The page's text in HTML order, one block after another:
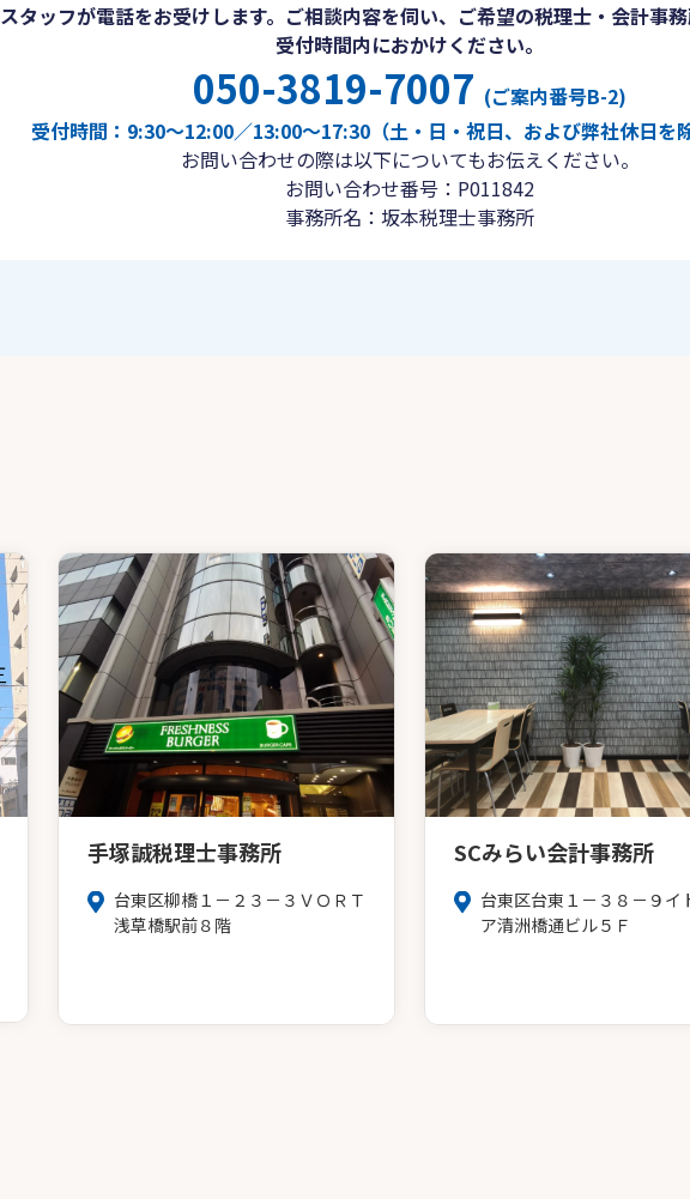
タッフが電話をお受けします。ご相談内容を伺い、ご希望の税理士・会計事務
受付時間内におかけください。
050-3819-7007 (ご案内番号B-2)
受付時間：9:30〜12:00／13:00〜17:30（土・日・祝日、および弊社休日を除
お問い合わせの際は以下についてもお伝えください。
お問い合わせ番号：P011842
事務所名：坂本税理士事務所
手塚誠税理士事務所
台東区柳橋１－２３－３ＶＯＲＴ
浅草橋駅前８階
SCみらい会計事務所
台東区台東１－３８－９イ
ア清洲橋通ビル５Ｆ